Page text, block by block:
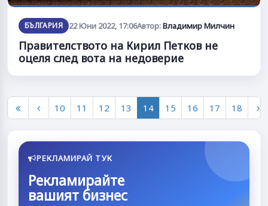
БЪЛГАРИЯ 22 Юни 2022, 17:06Автор:Владимир Милчин
Правителството на Кирил Петков не
оцеля след вота на недоверие
10 11 12 13 14 15 16 17 18
РЕКЛАМИРАЙ ТУК
Рекламирайте
вашият бизнес